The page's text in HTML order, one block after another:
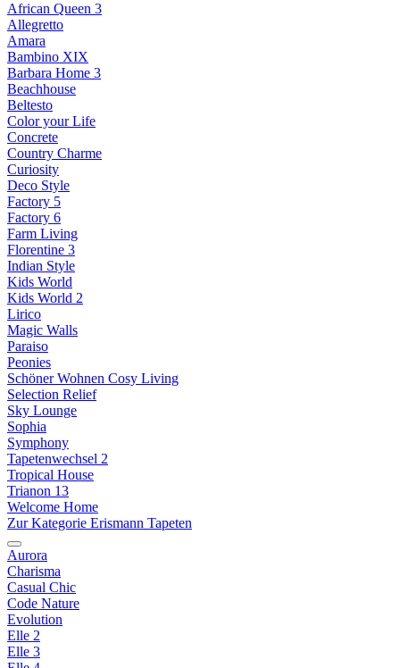
African Queen 3
Allegretto
Amara
Bambino XIX
Barbara Home 3
Beachhouse
Beltesto
Color your Life
Concrete
Country Charme
Curiosity
Deco Style
Factory 5
Factory 6
Farm Living
Florentine 3
Indian Style
Kids World
Kids World 2
Lirico
Magic Walls
Paraiso
Peonies
Schöner Wohnen Cosy Living
Selection Relief
Sky Lounge
Sophia
Symphony
Tapetenwechsel 2
Tropical House
Trianon 13
Welcome Home
Zur Kategorie Erismann Tapeten
Aurora
Charisma
Casual Chic
Code Nature
Evolution
Elle 2
Elle 3